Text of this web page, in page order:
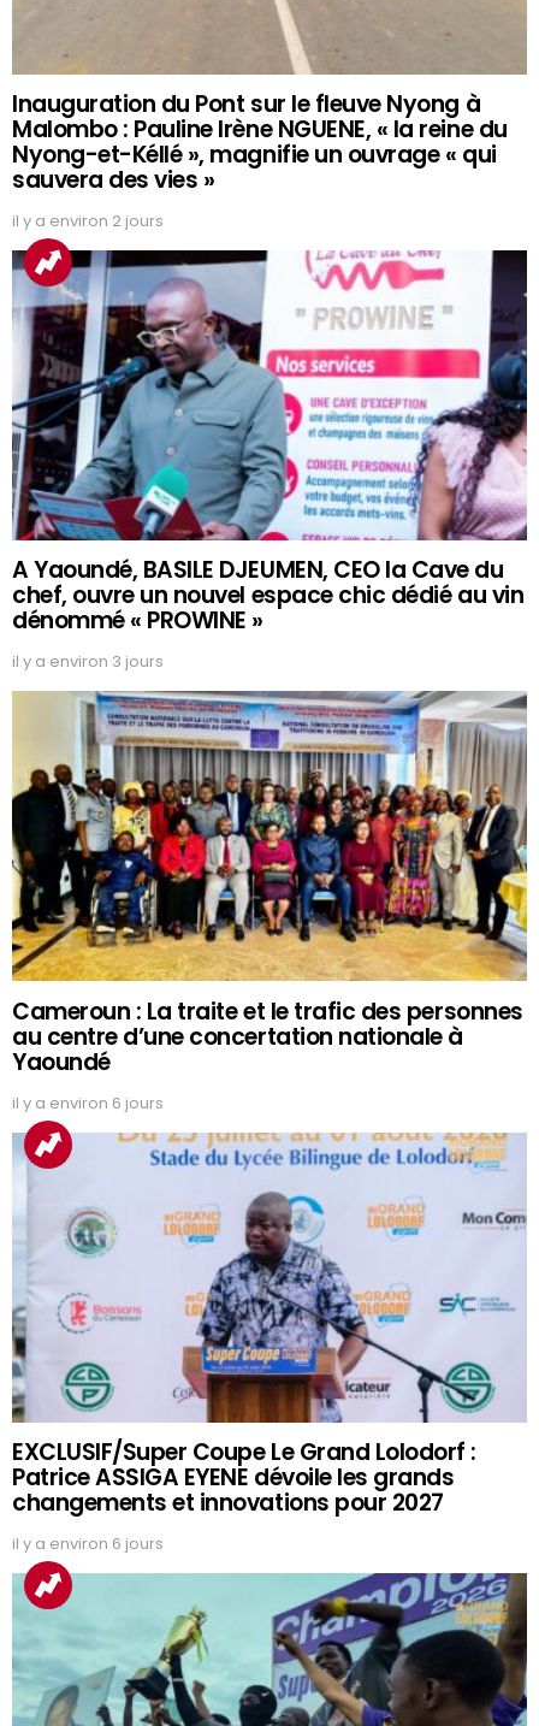
Inauguration du Pont sur le fleuve Nyong à
Malombo : Pauline Irène NGUENE, « la reine du
Nyong-et-Kéllé », magnifie un ouvrage « qui
sauvera des vies »
il y a environ 2 jours
A Yaoundé, BASILE DJEUMEN, CEO la Cave du
chef, ouvre un nouvel espace chic dédié au vin
dénommé « PROWINE »
il y a environ 3 jours
Cameroun : La traite et le trafic des personnes
au centre d’une concertation nationale à
Yaoundé
il y a environ 6 jours
EXCLUSIF/Super Coupe Le Grand Lolodorf :
Patrice ASSIGA EYENE dévoile les grands
changements et innovations pour 2027
il y a environ 6 jours